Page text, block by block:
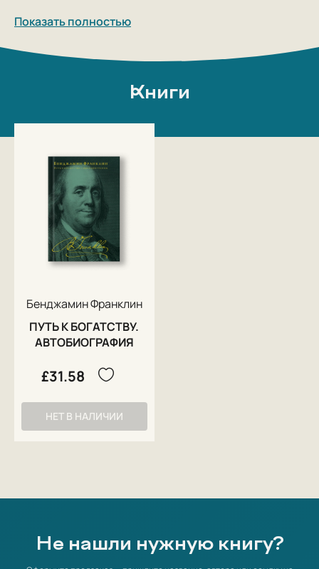
Показать полностью
Книги
Бенджамин Франклин
ПУТЬ К БОГАТСТВУ.
АВТОБИОГРАФИЯ
£31.58
НЕТ В НАЛИЧИИ
Не нашли нужную книгу?